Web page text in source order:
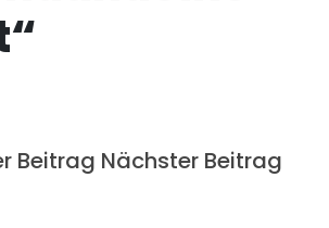
Beitrag Nächster Beitrag